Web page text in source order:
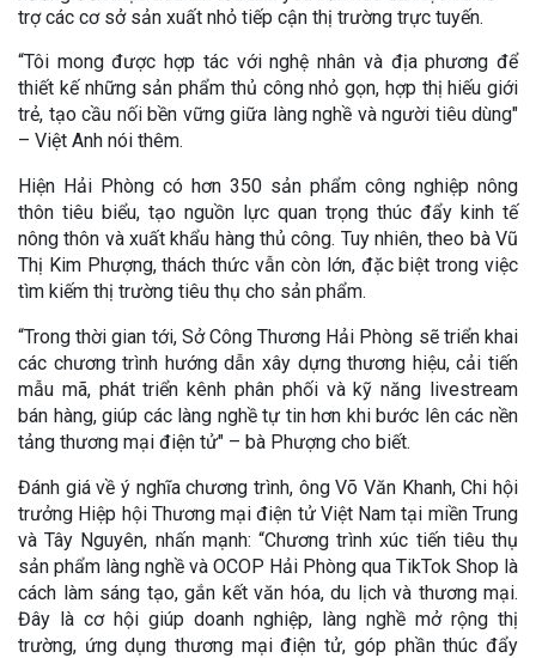
trợ các cơ sở sản xuất nhỏ tiếp cận thị trường trực tuyến.
“Tôi mong được hợp tác với nghệ nhân và địa phương để
thiết kế những sản phẩm thủ công nhỏ gọn, hợp thị hiếu giới
trẻ, tạo cầu nối bền vững giữa làng nghề và người tiêu dùng"
– Việt Anh nói thêm.
Hiện Hải Phòng có hơn 350 sản phẩm công nghiệp nông
thôn tiêu biểu, tạo nguồn lực quan trọng thúc đẩy kinh tế
nông thôn và xuất khẩu hàng thủ công. Tuy nhiên, theo bà Vũ
Thị Kim Phượng, thách thức vẫn còn lớn, đặc biệt trong việc
tìm kiếm thị trường tiêu thụ cho sản phẩm.
“Trong thời gian tới, Sở Công Thương Hải Phòng sẽ triển khai
các chương trình hướng dẫn xây dựng thương hiệu, cải tiến
mẫu mã, phát triển kênh phân phối và kỹ năng livestream
bán hàng, giúp các làng nghề tự tin hơn khi bước lên các nền
tảng thương mại điện tử" – bà Phượng cho biết.
Đánh giá về ý nghĩa chương trình, ông Võ Văn Khanh, Chi hội
trưởng Hiệp hội Thương mại điện tử Việt Nam tại miền Trung
và Tây Nguyên, nhấn mạnh: “Chương trình xúc tiến tiêu thụ
sản phẩm làng nghề và OCOP Hải Phòng qua TikTok Shop là
cách làm sáng tạo, gắn kết văn hóa, du lịch và thương mại.
Đây là cơ hội giúp doanh nghiệp, làng nghề mở rộng thị
trường, ứng dụng thương mại điện tử, góp phần thúc đẩy